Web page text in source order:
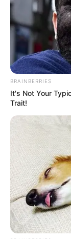
BRAINBERRIES
It's Not Your
Trait!